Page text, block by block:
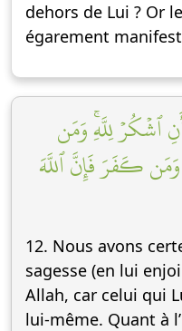
dehors de Lui ? Or
égarement
ٱشۡكُرۡ لِلَّهِۚ وَمَن
كَفَرَ فَإِنَّ ٱللَّهَ
12. Nous avons
sagesse (en lui
Allah, car celui qui
lui-même. Quant à